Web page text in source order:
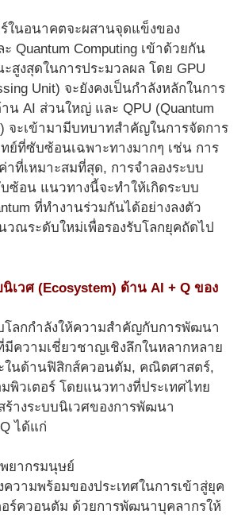
ในอนาคตจะผสานจุดแข็งของ
Quantum Computing เข้าด้วยกัน
ะสูงสุดในการประมวลผล โดย GPU
Unit) จะยังคงเป็นกำลังหลักในการ
น AI ส่วนใหญ่ และ QPU (Quantum
จะเข้ามามีบทบาทสำคัญในการจัดการ
ทย์ที่ซับซ้อนเฉพาะทางมากๆ เช่น การ
ที่เหมาะสมที่สุด, การจำลองระบบ
ซ้อน แนวทางนี้จะทำให้เกิดระบบ
ที่ทำงานร่วมกันได้อย่างลงตัว
วณระดับใหม่เพื่อรองรับโลกยุคถัดไป
นิเวศ (Ecosystem) ด้าน AI + Q ของ
โลกกำลังให้ความสำคัญกับการพัฒนา
ความเชี่ยวชาญเชิงลึกในหลากหลาย
ในด้านฟิสิกส์ควอนตัม, คณิตศาสตร์,
พิวเตอร์ โดยแนวทางที่ประเทศไทย
ร้างระบบนิเวศของการพัฒนา
ได้แก่
ยากรมนุษย์
ความพร้อมของประเทศในการเข้าสู่ยุค
อร์ควอนตัม ด้วยการพัฒนาบุคลากรให้